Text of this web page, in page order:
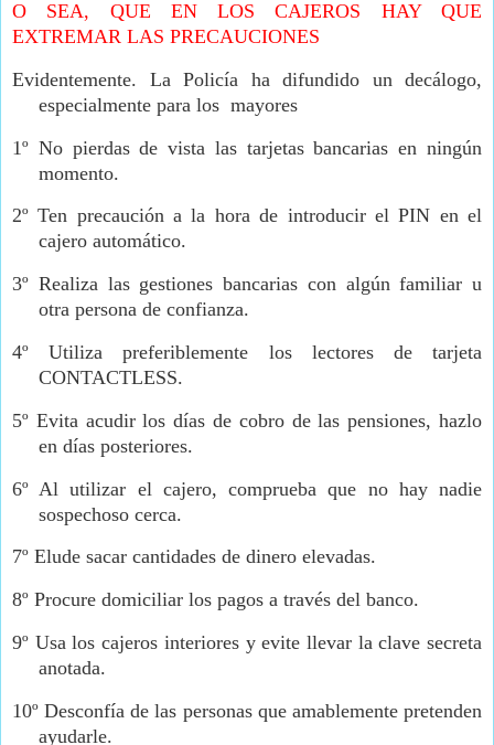
O SEA, QUE EN LOS CAJEROS HAY QUE
EXTREMAR LAS PRECAUCIONES
Evidentemente. La Policía ha difundido un decálogo,
especialmente para los mayores
1º No pierdas de vista las tarjetas bancarias en ningún
momento.
2º Ten precaución a la hora de introducir el PIN en el
cajero automático.
3º Realiza las gestiones bancarias con algún familiar u
otra persona de confianza.
4º Utiliza preferiblemente los lectores de tarjeta
CONTACTLESS.
5º Evita acudir los días de cobro de las pensiones, hazlo
en días posteriores.
6º Al utilizar el cajero, comprueba que no hay nadie
sospechoso cerca.
7º Elude sacar cantidades de dinero elevadas.
8º Procure domiciliar los pagos a través del banco.
9º Usa los cajeros interiores y evite llevar la clave secreta
anotada.
10º Desconfía de las personas que amablemente pretenden
ayudarle.